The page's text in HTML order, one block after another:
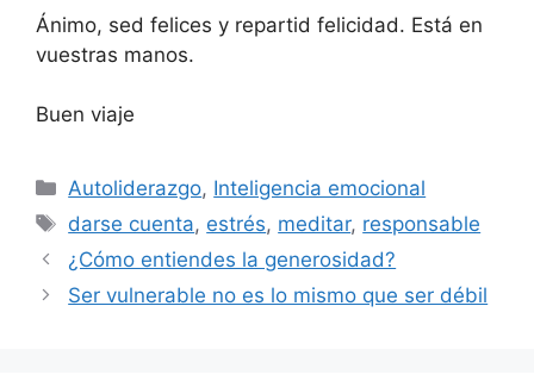
Ánimo, sed felices y repartid felicidad. Está en
vuestras manos.
Buen viaje
Categorías
Autoliderazgo, Inteligencia emocional
Etiquetas
darse cuenta, estrés, meditar, responsable
¿Cómo entiendes la generosidad?
Ser vulnerable no es lo mismo que ser débil